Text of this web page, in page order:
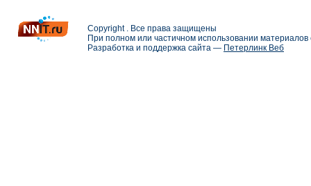
Copyright . Все права защищены
При полном или частичном использовании
Разработка и поддержка сайта — Петерлинк Веб